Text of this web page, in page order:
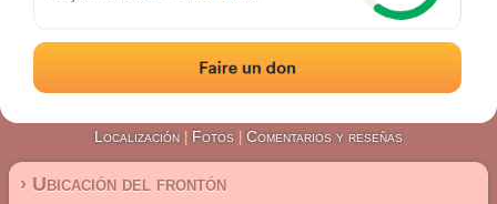
Frontón de pared izquierda
Localización Fotos Comentarios y reseñas
› Ubicación del frontón